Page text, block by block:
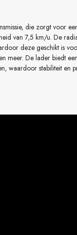
die zorgt voor
van 7,5 km/u. De
deze geschikt is
meer. De lader biedt
waardoor stabiliteit en